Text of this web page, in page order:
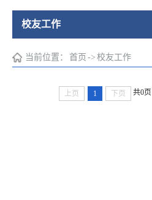
校友工作
当前位置： 首页 -> 校友工作
上页 1 下页 共0页